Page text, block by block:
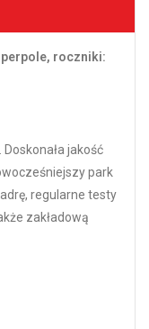
roczniki:
jakość
park
regularne testy
zakładową